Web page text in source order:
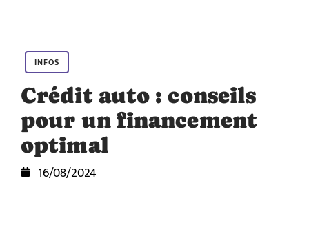
INFOS
Crédit auto : conseils
pour un financement
optimal
16/08/2024